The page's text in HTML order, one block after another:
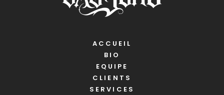
ACCUEIL
BIO
EQUIPE
CLIENTS
SERVICES